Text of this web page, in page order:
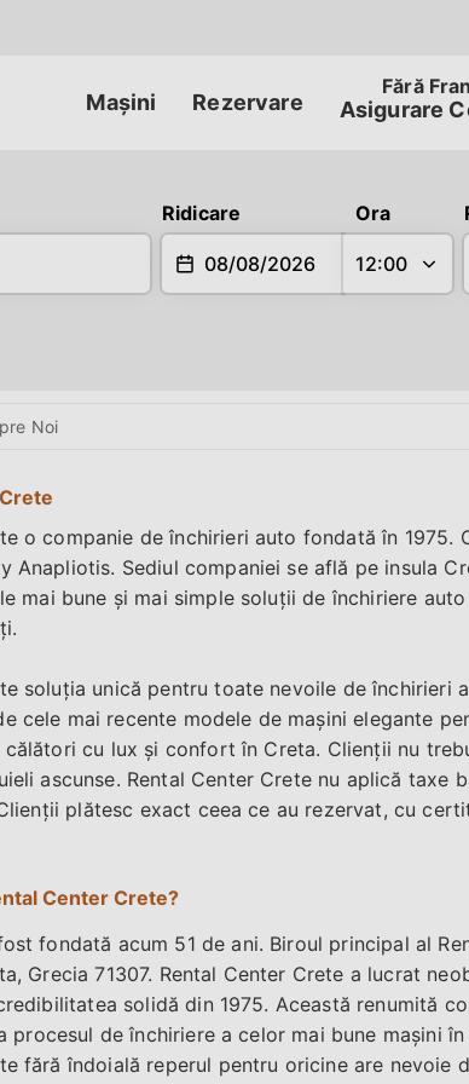
Mașini Rezervare Asigurare
Returnare
Ridicare Ora
Noi
o companie de închirieri auto fondată în 1975.
Anapliotis. Sediul companiei se află pe insula
mai bune și mai simple soluții de închiriere
soluția unică pentru toate nevoile de închirieri
cele mai recente modele de mașini elegante
călători cu lux și confort în Creta. Clienții nu
ascunse. Rental Center Crete nu aplică taxe
plătesc exact ceea ce au rezervat, cu
Center Crete?
fondată acum 51 de ani. Biroul principal al
Grecia 71307. Rental Center Crete a lucrat
solidă din 1975. Această renumită
procesul de închiriere a celor mai bune mașini
fără îndoială reperul pentru oricine are nevoie